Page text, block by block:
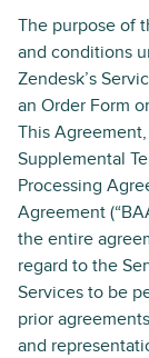
The purpose of
and conditions
Zendesk’s
an Order Form
This
Supplemental
Processing
Agreement
the entire
regard to the
Services to be
prior
and